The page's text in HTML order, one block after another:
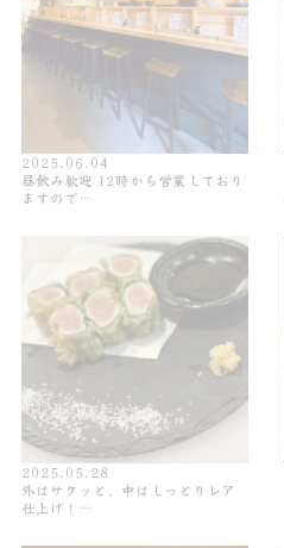
2025.06.04
昼飲み歓迎 12時から営業しており
ますので…
2025.05.28
外はサクッと、中はしっとりレア
仕上げ！…